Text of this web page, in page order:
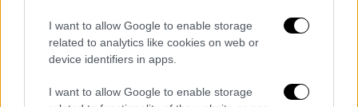
I want to allow Google to enable storage
related to analytics like cookies on web or
device identifiers in apps.
I want to allow Google to enable storage
Ο εκπαιδευτικός οργανισμός goLearn
αποτελεί το κορυφαίο φροντιστήριο στην
Ελλάδα με τις περισσότερες επιτυχίες στην